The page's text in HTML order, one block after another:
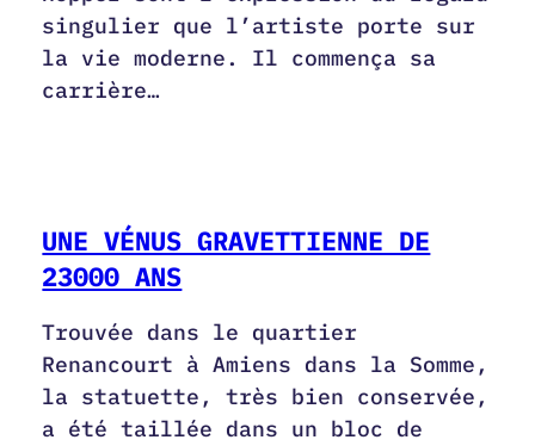
singulier que l’artiste porte sur
la vie moderne. Il commença sa
carrière…
UNE VÉNUS GRAVETTIENNE DE
23000 ANS
Trouvée dans le quartier
Renancourt à Amiens dans la Somme,
la statuette, très bien conservée,
a été taillée dans un bloc de